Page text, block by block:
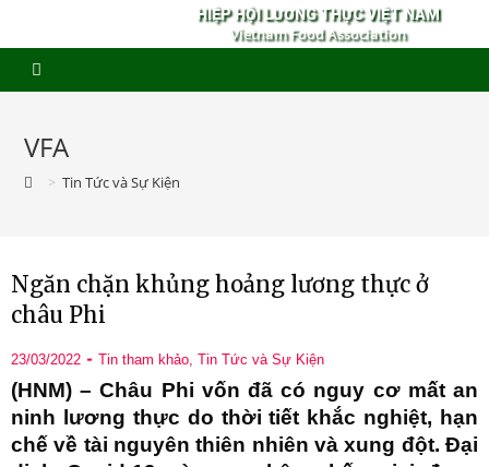
HIỆP HỘI LƯƠNG THỰC VIỆT NAM
Vietnam Food Association
VFA
> Tin Tức và Sự Kiện
Ngăn chặn khủng hoảng lương thực ở
châu Phi
23/03/2022 Tin tham khảo, Tin Tức và Sự Kiện
(HNM) – Châu Phi vốn đã có nguy cơ mất an
ninh lương thực do thời tiết khắc nghiệt, hạn
chế về tài nguyên thiên nhiên và xung đột. Đại